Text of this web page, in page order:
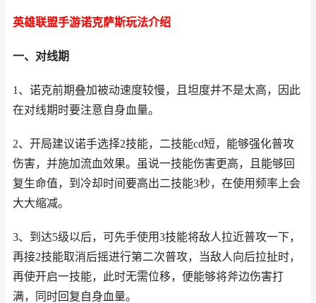
英雄联盟手游诺克萨斯玩法介绍
一、对线期
1、诺克前期叠加被动速度较慢，且坦度并不是太高，因此
在对线期时要注意自身血量。
2、开局建议诺手选择2技能，二技能cd短，能够强化普攻
伤害，并施加流血效果。虽说一技能伤害更高，且能够回
复生命值，到冷却时间要高出二技能3秒，在使用频率上会
大大缩减。
3、到达5级以后，可先手使用3技能将敌人拉近普攻一下，
再接2技能取消后摇进行第二次普攻，当敌人向后拉扯时，
再使开启一技能，此时无需位移，便能够将斧边伤害打
满，同时回复自身血量。